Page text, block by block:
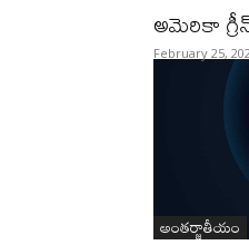
అమెరికా
February 25,
అంతర్జాతీయం